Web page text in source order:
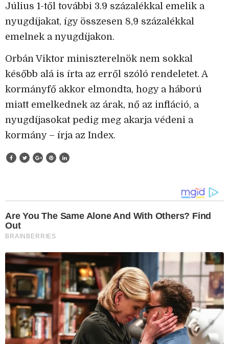
Július 1-től további 3.9 százalékkal emelik a
nyugdíjakat, így összesen 8,9 százalékkal
emelnek a nyugdíjakon.
Orbán Viktor miniszterelnök nem sokkal
később alá is írta az erről szóló rendeletet. A
kormányfő akkor elmondta, hogy a háború
miatt emelkednek az árak, nő az infláció, a
nyugdíjasokat pedig meg akarja védeni a
kormány – írja az Index.
Are You The Same Alone And With Others? Find
Out
BRAINBERRIES